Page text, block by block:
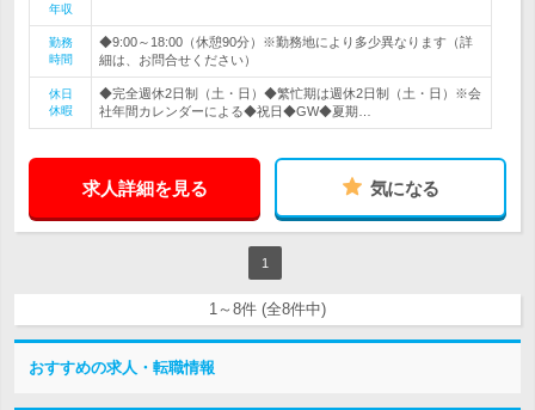
年収
勤務
時間
◆9:00～18:00（休憩90分）※勤務地により多少異なります（詳
細は、お問合せください）
休日
休暇
◆完全週休2日制（土・日）◆繁忙期は週休2日制（土・日）※会
社年間カレンダーによる◆祝日◆GW◆夏期…
求人詳細を見る 気になる
1
1～8件 (全8件中)
おすすめの求人・転職情報